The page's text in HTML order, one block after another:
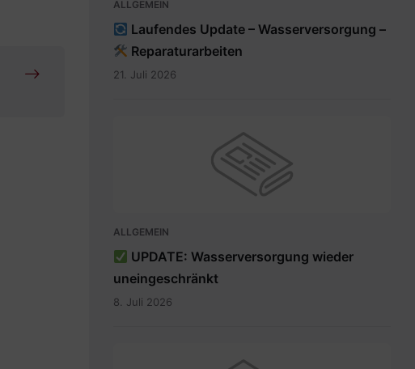
ALLGEMEIN
Laufendes Update – Wasserversorgung –
Reparaturarbeiten
21. Juli 2026
ALLGEMEIN
UPDATE: Wasserversorgung wieder
uneingeschränkt
8. Juli 2026